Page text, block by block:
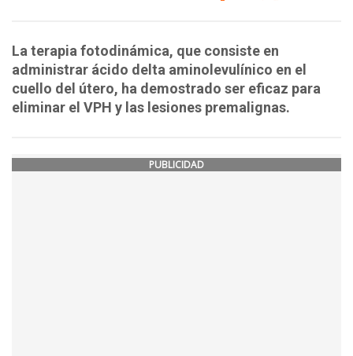
La terapia fotodinámica, que consiste en
administrar ácido delta aminolevulínico en el
cuello del útero, ha demostrado ser eficaz para
eliminar el VPH y las lesiones premalignas.
PUBLICIDAD